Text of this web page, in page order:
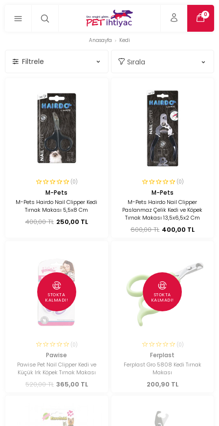
0
Anasayfa Kedi
Filtrele
(0)
M-Pets
M-Pets Hairdo Nail Clipper Kedi
Tırnak Makası 5,5x8 Cm
400,00 TL 250,00 TL
(0)
M-Pets
M-Pets Hairdo Nail Clipper
Paslanmaz Çelik Kedi ve Köpek
Tırnak Makası 13,5x6,5x2 Cm
600,00 TL 400,00 TL
STOKTA
KALMADI!
(0)
Pawise
Pawise Pet Nail Clipper Kedi ve
Küçük Irk Köpek Tırnak Makası
520,00 TL 365,00 TL
STOKTA
KALMADI!
(0)
Ferplast
Ferplast Gro 5808 Kedi Tırnak
Makası
200,90 TL